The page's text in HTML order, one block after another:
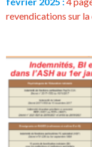
revendications sur